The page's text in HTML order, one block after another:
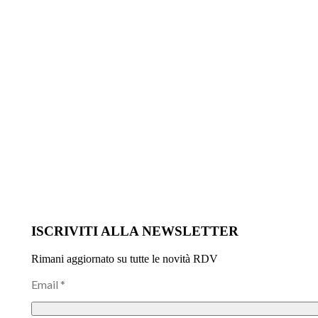
ISCRIVITI ALLA NEWSLETTER
Rimani aggiornato su tutte le novità RDV